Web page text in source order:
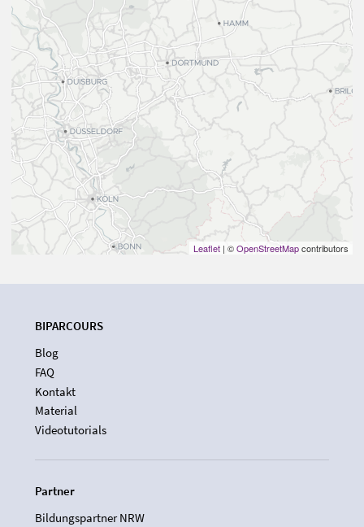
Leaflet | ©OpenStreetMapcontributors
BIPARCOURS
Blog
FAQ
Kontakt
Material
Videotutorials
Partner
Bildungspartner NRW